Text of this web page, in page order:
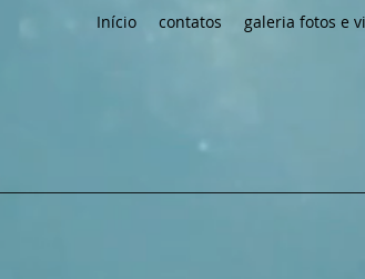
Início contatos galeria fotos e